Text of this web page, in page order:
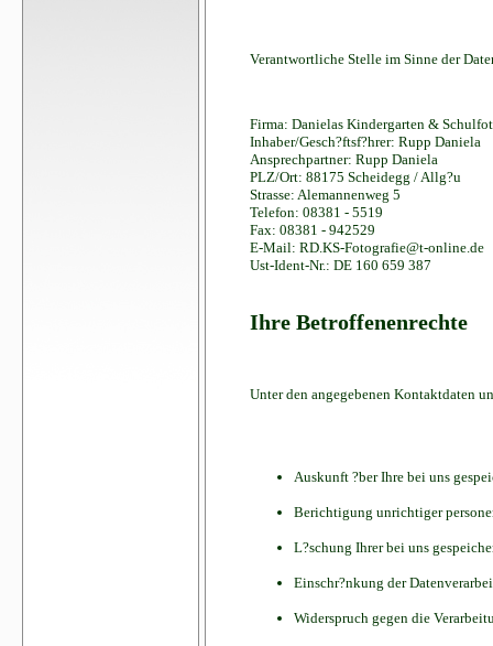
Verantwortliche Stelle im Sinne der
Firma: Danielas Kindergarten &
Inhaber/Gesch?ftsf?hrer: Rupp Daniela
Ansprechpartner: Rupp Daniela
PLZ/Ort: 88175 Scheidegg / Allg?u
Strasse: Alemannenweg 5
Telefon: 08381 - 5519
Fax: 08381 - 942529
E-Mail: RD.KS-Fotografie@t-online.de
Ust-Ident-Nr.: DE 160 659 387
Ihre Betroffenenrechte
Unter den angegebenen Kontaktdaten
Auskunft ?ber Ihre bei uns
Berichtigung unrichtiger
L?schung Ihrer bei uns
Einschr?nkung der
Widerspruch gegen die